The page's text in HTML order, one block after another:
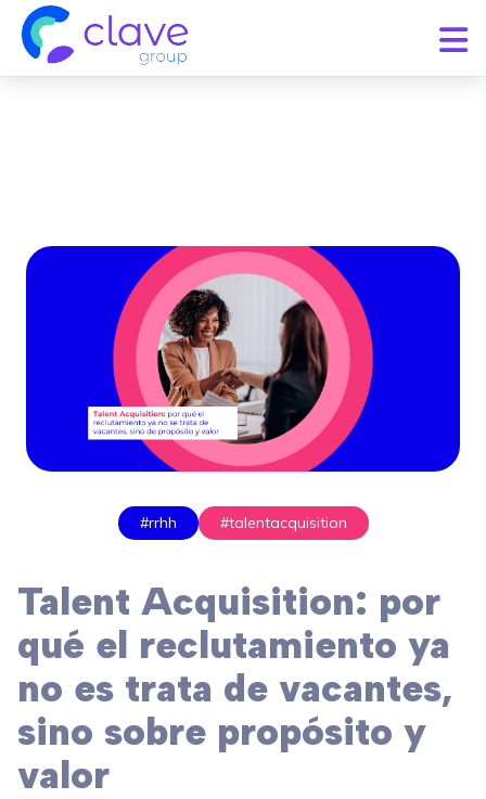
#rrhh #talentacquisition
Talent Acquisition: por
qué el reclutamiento ya
no es trata de vacantes,
sino sobre propósito y
valor